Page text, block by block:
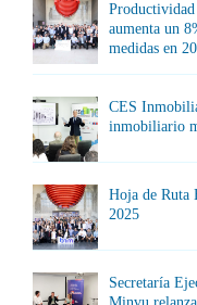
aumenta un
medidas en
CES
inmobiliario
Hoja de Ruta
2025
Secretaría